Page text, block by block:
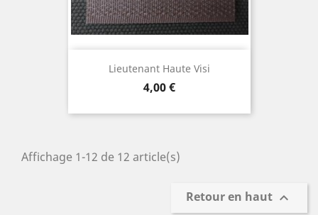
Lieutenant Haute Visi
Prix
4,00 €
Affichage 1-12 de 12 article(s)
Retour en haut 